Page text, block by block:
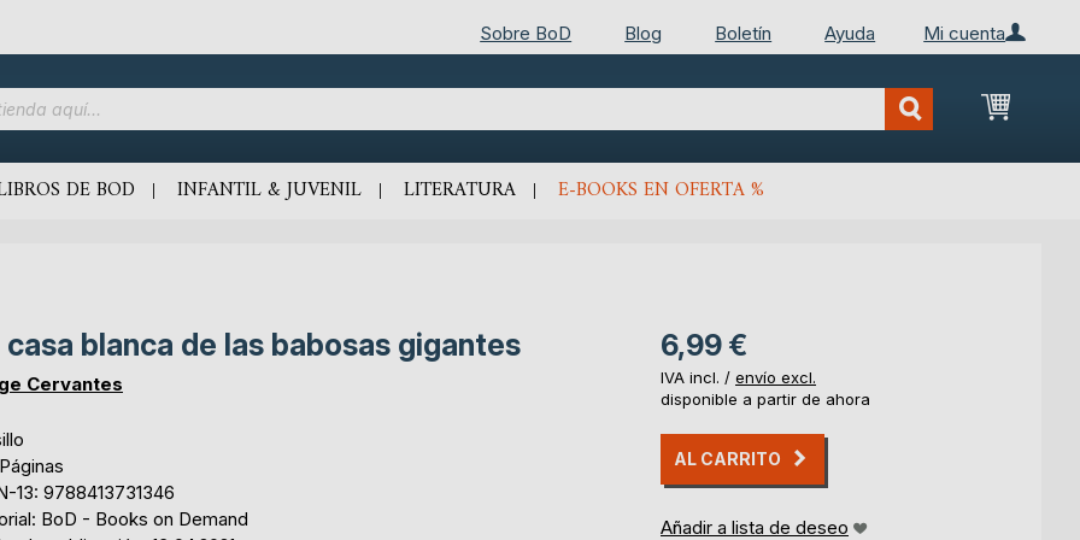
Mi cuenta
Sobre BoD Blog Boletín Ayuda
Mi
DE BOD INFANTIL & JUVENIL LITERATURA E-BOOKS EN OFERTA %
casa blanca de las babosas gigantes
Cervantes
13: 9788413731346
BoD - Books on Demand
6,99 €
IVA incl. / envío excl.
disponible a partir de ahora
AL CARRITO
Añadir a lista de deseo